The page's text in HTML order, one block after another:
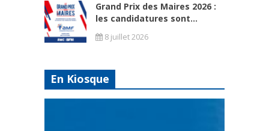
Grand Prix des Maires 2026 :
les candidatures sont...
8 juillet 2026
En Kiosque